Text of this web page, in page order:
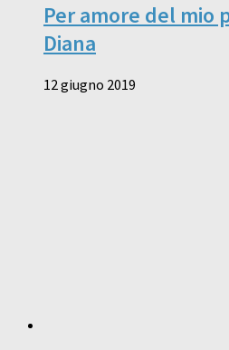
Per amore del mio
Diana
12 giugno 2019